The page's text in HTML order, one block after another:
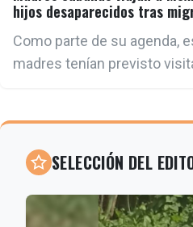
hijos desaparecidos tras
Como parte de su agenda,
madres tenían previsto
entraron en contacto con
que posteriormente los
municipios del sur del país.
SELECCIÓN DEL